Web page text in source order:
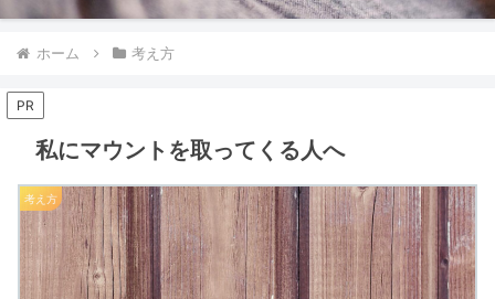
ホーム 考え方
PR
私にマウントを取ってくる人へ
考え方